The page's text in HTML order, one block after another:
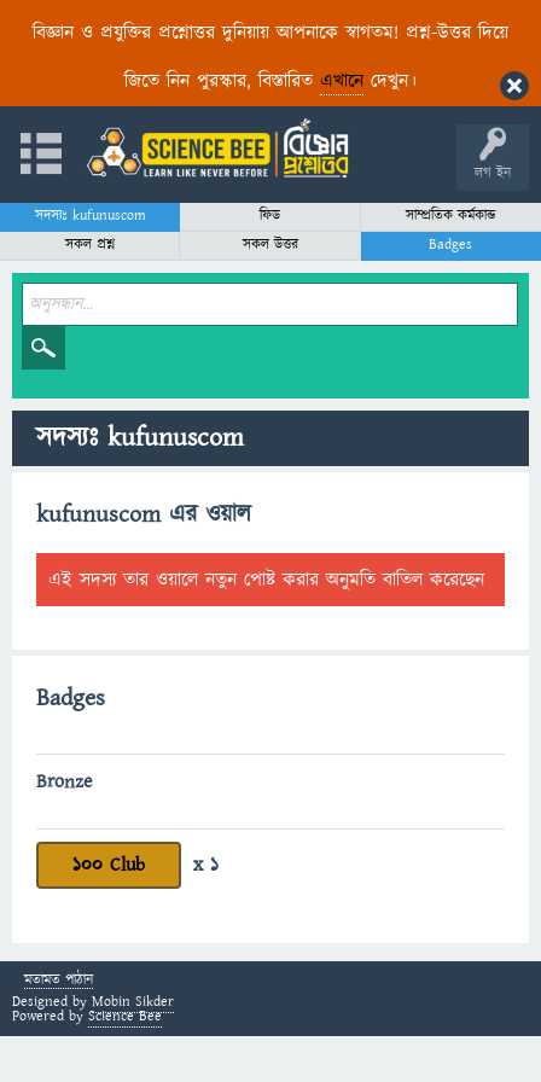
বিজ্ঞান ও প্রযুক্তির প্রশ্নোত্তর দুনিয়ায় আপনাকে স্বাগতম! প্রশ্ন-উত্তর দিয়ে
জিতে নিন পুরস্কার, বিস্তারিত এখানেদেখুন।
লগ ইন
সদস্যঃ kufunuscom ফিড
সাম্প্রতিক কর্মকান্ড
সকল প্রশ্ন
সকল উত্তর Badges
সদস্যঃ kufunuscom
kufunuscom এর ওয়াল
এই সদস্য তার ওয়ালে নতুন পোষ্ট করার অনুমতি বাতিল করেছেন
Badges
Bronze
100 Club x 1
মতামত পাঠান
Designed by Mobin Sikder
Powered by Science Bee